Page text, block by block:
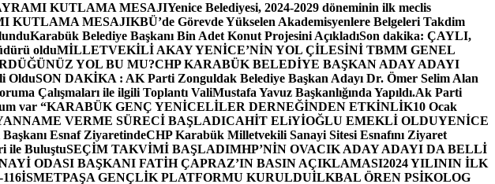
KUTLAMA MESAJIYenice Belediyesi, 2024-2029 döneminin ilk meclis
KUTLAMA MESAJIKBÜ’de Görevde Yükselen Akademisyenlere Belgeleri Takdim
Karabük Belediye Başkanı Bin Adet Konut Projesini AçıkladıSon dakika: ÇAYLI,
olduMİLLETVEKİLİ AKAY YENİCE’NİN YOL ÇİLESİNİ TBMM GENEL
YOL BU MU?CHP KARABÜK BELEDİYE BAŞKAN ADAY ADAYI
OlduSON DAKİKA : AK Parti Zonguldak Belediye Başkan Adayı Dr. Ömer Selim Alan
Çalışmaları ile ilgili Toplantı ValiMustafa Yavuz Başkanlığında Yapıldı.Ak Parti
var “KARABÜK GENÇ YENİCELİLER DERNEĞİNDEN ETKİNLİK10 Ocak
VERME SÜRECİ BAŞLADICAHİT ELiYİOĞLU EMEKLİ OLDUYENİCE
Esnaf ZiyaretindeCHP Karabük Milletvekili Sanayi Sitesi Esnafını Ziyaret
ile BuluştuSEÇİM TAKVİMİ BAŞLADIMHP’NİN OVACIK ADAY ADAYI DA BELLİ
ODASI BAŞKANI FATİH ÇAPRAZ’IN BASIN AÇIKLAMASI2024 YILININ İLK
116İSMETPAŞA GENÇLİK PLATFORMU KURULDUİLKBAL ÖREN PSİKOLOG